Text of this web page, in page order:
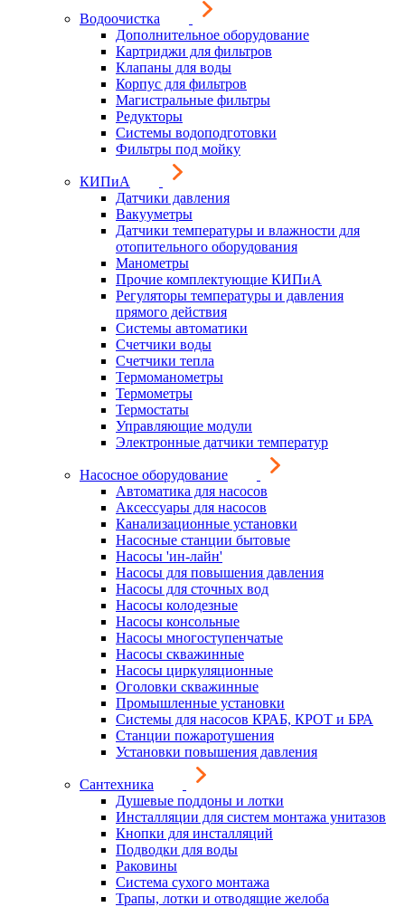
Водоочистка
Дополнительное оборудование
Картриджи для фильтров
Клапаны для воды
Корпус для фильтров
Магистральные фильтры
Редукторы
Системы водоподготовки
Фильтры под мойку
КИПиА
Датчики давления
Вакууметры
Датчики температуры и влажности для
отопительного оборудования
Манометры
Прочие комплектующие КИПиА
Регуляторы температуры и давления
прямого действия
Системы автоматики
Счетчики воды
Счетчики тепла
Термоманометры
Термометры
Термостаты
Управляющие модули
Электронные датчики температур
Насосное оборудование
Автоматика для насосов
Аксессуары для насосов
Канализационные установки
Насосные станции бытовые
Насосы 'ин-лайн'
Насосы для повышения давления
Насосы для сточных вод
Насосы колодезные
Насосы консольные
Насосы многоступенчатые
Насосы скважинные
Насосы циркуляционные
Оголовки скважинные
Промышленные установки
Системы для насосов КРАБ, КРОТ и БРА
Станции пожаротушения
Установки повышения давления
Сантехника
Душевые поддоны и лотки
Инсталляции для систем монтажа унитазов
Кнопки для инсталляций
Подводки для воды
Раковины
Система сухого монтажа
Трапы, лотки и отводящие желоба